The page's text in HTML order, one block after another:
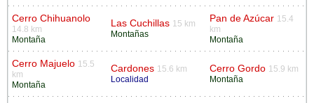
Cerro Chihuanolo
14.8 km
Montaña
Las Cuchillas 15 km
Montañas
Pan de Azúcar 15.4
km
Montaña
Cerro Majuelo 15.5
km
Montaña
Cardones 15.6 km
Localidad
Cerro Gordo 15.9 km
Montaña